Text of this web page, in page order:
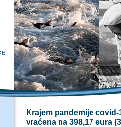
Krajem pandemije
vraćena na 398,17 eura